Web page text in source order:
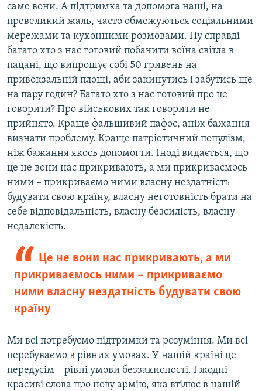
саме вони. А підтримка та допомога наші, на
превеликий жаль, часто обмежуються соціальними
мережами та кухонними розмовами. Ну справді –
багато хто з нас готовий побачити воїна світла в
пацані, що випрошує собі 50 гривень на
привокзальній площі, аби закинутись і забутись ще
на пару годин? Багато хто з нас готовий про це
говорити? Про військових так говорити не
прийнято. Краще фальшивий пафос, аніж бажання
визнати проблему. Краще патріотичний популізм,
ніж бажання якось допомогти. Іноді видається, що
це не вони нас прикривають, а ми прикриваємось
ними – прикриваємо ними власну нездатність
будувати свою країну, власну неготовність брати на
себе відповідальність, власну безсилість, власну
недалекість.
Це не вони нас прикривають, а ми
прикриваємось ними – прикриваємо
ними власну нездатність будувати свою
країну
Ми всі потребуємо підтримки та розуміння. Ми всі
перебуваємо в рівних умовах. У нашій країні це
передусім – рівні умови беззахисності. І жодні
красиві слова про нову армію, яка втілює в нашій